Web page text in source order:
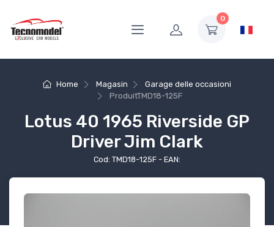
0
Home Magasin
Garage delle occasioni
ProduitTMD18-125F
Lotus 40 1965 Riverside GP
Driver Jim Clark
Cod: TMD18-125F - EAN: